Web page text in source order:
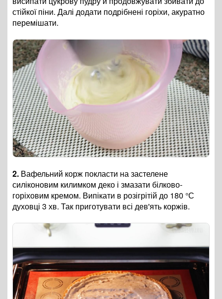
стійкої піни. Далі додати подрібнені горіхи, акуратно
перемішати.
2. Вафельний корж покласти на застелене
силіконовим килимком деко і змазати білково-
горіховим кремом. Випікати в розігрітій до 180 °С
духовці 3 хв. Так приготувати всі дев'ять коржів.